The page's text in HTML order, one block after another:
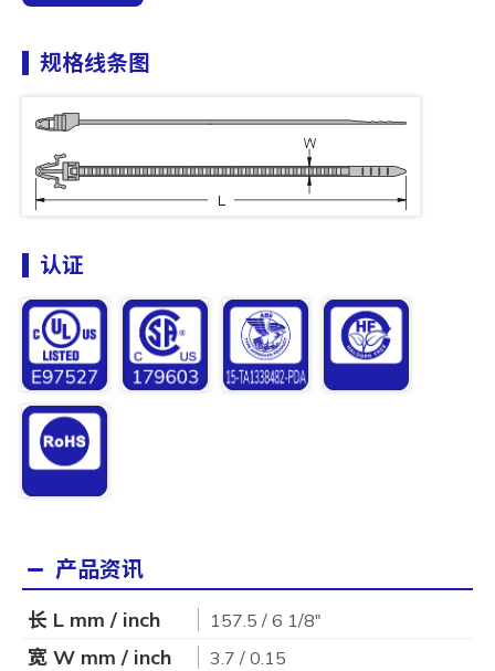
规格线条图
认证
产品资讯
长 L mm / inch 157.5 / 6 1/8"
宽 W mm / inch 3.7 / 0.15